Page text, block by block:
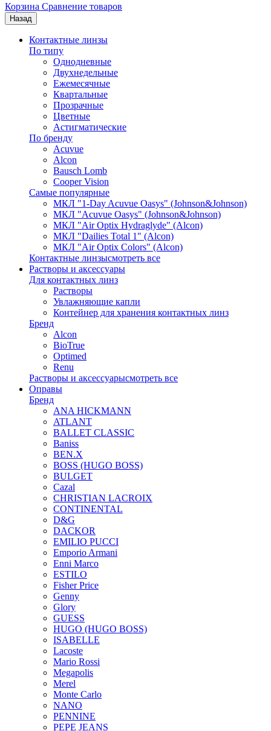
Корзина Сравнение товаров
Назад
Контактные линзы
По типу
Однодневные
Двухнедельные
Ежемесячные
Квартальные
Прозрачные
Цветные
Астигматические
По бренду
Acuvue
Alcon
Bausch Lomb
Cooper Vision
Самые популярные
МКЛ "1-Day Acuvue Oasys" (Johnson&Johnson)
МКЛ "Acuvue Oasys" (Johnson&Johnson)
МКЛ "Air Optix Hydraglyde" (Alcon)
МКЛ "Dailies Total 1" (Alcon)
МКЛ "Air Optix Colors" (Alcon)
Контактные линзысмотреть все
Растворы и аксессуары
Для контактных линз
Растворы
Увлажняющие капли
Контейнер для хранения контактных линз
Бренд
Alcon
BioTrue
Optimed
Renu
Растворы и аксессуарысмотреть все
Оправы
Бренд
ANA HICKMANN
ATLANT
BALLET CLASSIC
Baniss
BEN.X
BOSS (HUGO BOSS)
BULGET
Cazal
CHRISTIAN LACROIX
CONTINENTAL
D&G
DACKOR
EMILIO PUCCI
Emporio Armani
Enni Marco
ESTILO
Fisher Price
Genny
Glory
GUESS
HUGO (HUGO BOSS)
ISABELLE
Lacoste
Mario Rossi
Megapolis
Merel
Monte Carlo
NANO
PENNINE
PEPE JEANS